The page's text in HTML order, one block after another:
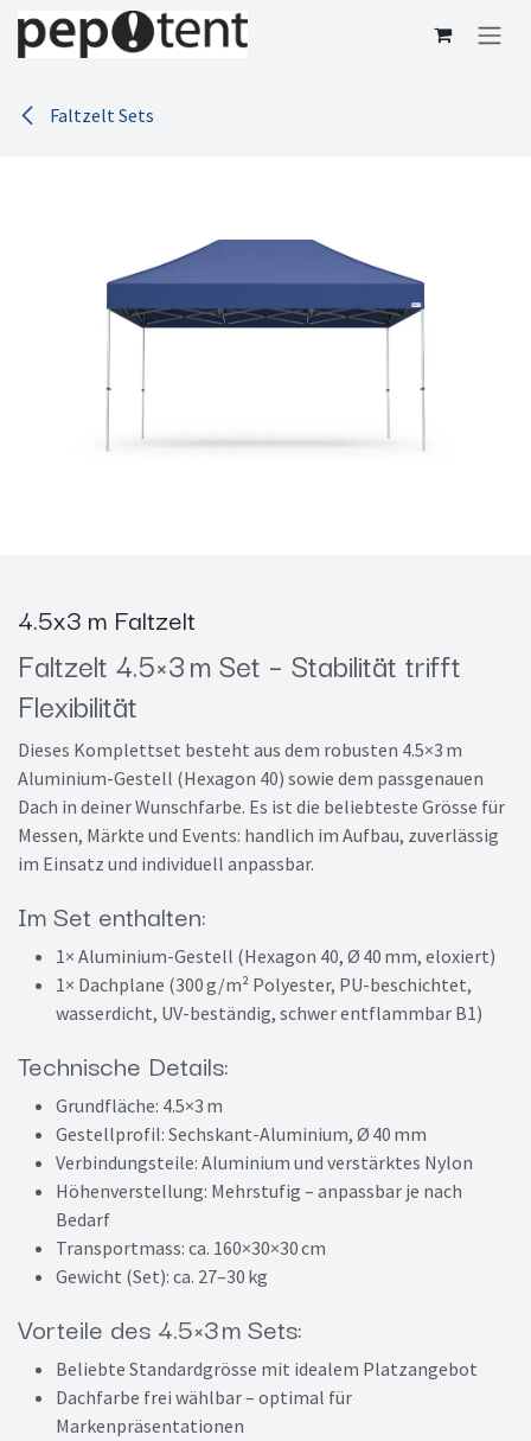
Zum Inhalt springen
Faltzelt Sets
4.5x3 m Faltzelt
Faltzelt 4.5×3 m Set – Stabilität trifft
Flexibilität
Dieses Komplettset besteht aus dem robusten 4.5×3 m
Aluminium-Gestell (Hexagon 40) sowie dem passgenauen
Dach in deiner Wunschfarbe. Es ist die beliebteste Grösse für
Messen, Märkte und Events: handlich im Aufbau, zuverlässig
im Einsatz und individuell anpassbar.
Im Set enthalten:
1× Aluminium-Gestell (Hexagon 40, Ø 40 mm, eloxiert)
1× Dachplane (300 g/m² Polyester, PU-beschichtet,
wasserdicht, UV-beständig, schwer entflammbar B1)
Technische Details:
Grundfläche: 4.5×3 m
Gestellprofil: Sechskant-Aluminium, Ø 40 mm
Verbindungsteile: Aluminium und verstärktes Nylon
Höhenverstellung: Mehrstufig – anpassbar je nach
Bedarf
Transportmass: ca. 160×30×30 cm
Gewicht (Set): ca. 27–30 kg
Vorteile des 4.5×3 m Sets:
Beliebte Standardgrösse mit idealem Platzangebot
Dachfarbe frei wählbar – optimal für
Markenpräsentationen